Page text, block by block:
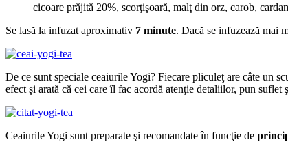
cicoare prăjită 20%, scorţişoară, malţ din orz, carob,
Se lasă la infuzat aproximativ 7 minute. Dacă se infuzează mai
De ce sunt speciale ceaiurile Yogi? Fiecare pliculeţ are câte un
efect şi arată că cei care îl fac acordă atenţie detaliilor, pun
Ceaiurile Yogi sunt preparate şi recomandate în funcţie de